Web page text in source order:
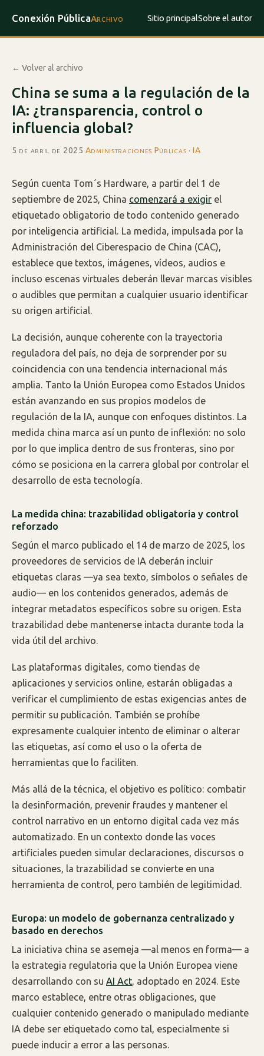
Conexión PúblicaArchivo Sitio principalSobre el autor
← Volver al archivo
China se suma a la regulación de la
IA: ¿transparencia, control o
influencia global?
5 de abril de 2025·Administraciones Públicas · IA
Según cuenta Tom´s Hardware, a partir del 1 de
septiembre de 2025, China comenzará a exigir el
etiquetado obligatorio de todo contenido generado
por inteligencia artificial. La medida, impulsada por la
Administración del Ciberespacio de China (CAC),
establece que textos, imágenes, vídeos, audios e
incluso escenas virtuales deberán llevar marcas visibles
o audibles que permitan a cualquier usuario identificar
su origen artificial.
La decisión, aunque coherente con la trayectoria
reguladora del país, no deja de sorprender por su
coincidencia con una tendencia internacional más
amplia. Tanto la Unión Europea como Estados Unidos
están avanzando en sus propios modelos de
regulación de la IA, aunque con enfoques distintos. La
medida china marca así un punto de inflexión: no solo
por lo que implica dentro de sus fronteras, sino por
cómo se posiciona en la carrera global por controlar el
desarrollo de esta tecnología.
La medida china: trazabilidad obligatoria y control
reforzado
Según el marco publicado el 14 de marzo de 2025, los
proveedores de servicios de IA deberán incluir
etiquetas claras —ya sea texto, símbolos o señales de
audio— en los contenidos generados, además de
integrar metadatos específicos sobre su origen. Esta
trazabilidad debe mantenerse intacta durante toda la
vida útil del archivo.
Las plataformas digitales, como tiendas de
aplicaciones y servicios online, estarán obligadas a
verificar el cumplimiento de estas exigencias antes de
permitir su publicación. También se prohíbe
expresamente cualquier intento de eliminar o alterar
las etiquetas, así como el uso o la oferta de
herramientas que lo faciliten.
Más allá de la técnica, el objetivo es político: combatir
la desinformación, prevenir fraudes y mantener el
control narrativo en un entorno digital cada vez más
automatizado. En un contexto donde las voces
artificiales pueden simular declaraciones, discursos o
situaciones, la trazabilidad se convierte en una
herramienta de control, pero también de legitimidad.
Europa: un modelo de gobernanza centralizado y
basado en derechos
La iniciativa china se asemeja —al menos en forma— a
la estrategia regulatoria que la Unión Europea viene
desarrollando con su AI Act, adoptado en 2024. Este
marco establece, entre otras obligaciones, que
cualquier contenido generado o manipulado mediante
IA debe ser etiquetado como tal, especialmente si
puede inducir a error a las personas.